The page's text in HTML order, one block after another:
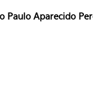
Paulo Aparecido